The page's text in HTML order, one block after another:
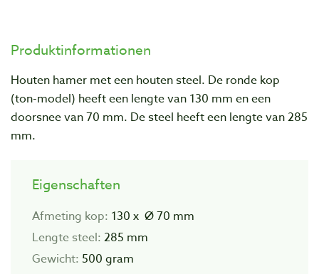
Produktinformationen
Houten hamer met een houten steel. De ronde kop
(ton-model) heeft een lengte van 130 mm en een
doorsnee van 70 mm. De steel heeft een lengte van 285
mm.
Eigenschaften
Afmeting kop: 130 x Ø 70 mm
Lengte steel: 285 mm
Gewicht: 500 gram